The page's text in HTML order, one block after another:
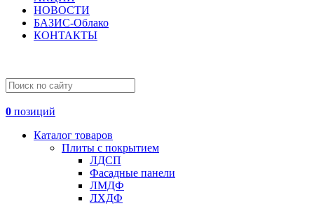
НОВОСТИ
БАЗИС-Облако
КОНТАКТЫ
0 позиций
Каталог товаров
Плиты с покрытием
ЛДСП
Фасадные панели
ЛМДФ
ЛХДФ